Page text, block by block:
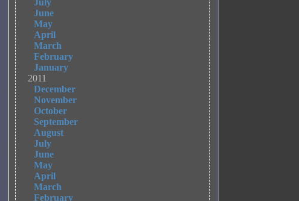
July
June
May
April
March
February
January
2011
December
November
October
September
August
July
June
May
April
March
February